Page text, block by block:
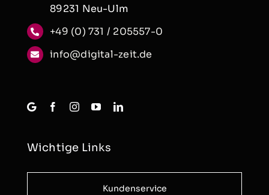
89231 Neu-Ulm
+49 (0) 731 / 205557-0
info@digital-zeit.de
Wichtige Links
Kundenservice